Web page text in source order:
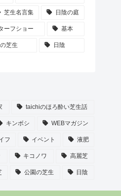
芝生名言集 日陰の庭
ーフショー 基本
芝生 日陰
taichiのほろ酔い芝生話
キンボシ WEBマガジン
フ イベント 液肥
キコノワ 高麗芝
公園の芝生 日陰